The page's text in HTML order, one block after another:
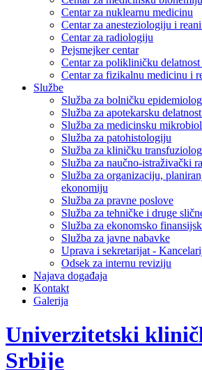
Centar za nuklearnu medicinu
Centar za anesteziologiju i
Centar za radiologiju
Pejsmejker centar
Centar za polikliničku
Centar za fizikalnu medicinu i
Službe
Služba za bolničku
Služba za apotekarsku
Služba za medicinsku
Služba za patohistologiju
Služba za kliničku
Služba za naučno-istraživački
Služba za organizaciju,
ekonomiju
Služba za pravne poslove
Služba za tehničke i druge
Služba za ekonomsko
Služba za javne nabavke
Uprava i sekretarijat -
Odsek za internu reviziju
Najava događaja
Kontakt
Galerija
Univerzitetski
Srbije